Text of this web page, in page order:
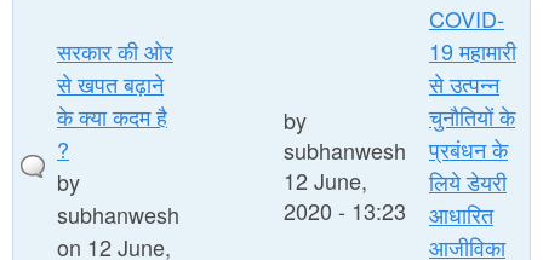
सरकार की ओर
से खपत बढ़ाने
के क्या कदम है
?
by
subhanwesh
on 12 June,
by
subhanwesh
12 June,
2020 - 13:23
COVID-
19 महामारी
से उत्पन्न
चुनौतियों के
प्रबंधन के
लिये डेयरी
आधारित
आजीविका